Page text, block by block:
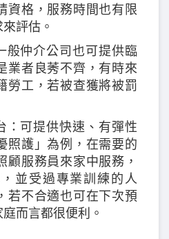
資格，服務時間也有限
評估。
般仲介公司也可提供臨
業者良莠不齊，有時來
勞工，若被查獲將被罰
：可提供快速、有彈性
照護」為例，在需要的
顧服務員來家中服務，
並受過專業訓練的人
若不合適也可在下次預
而言都很便利。